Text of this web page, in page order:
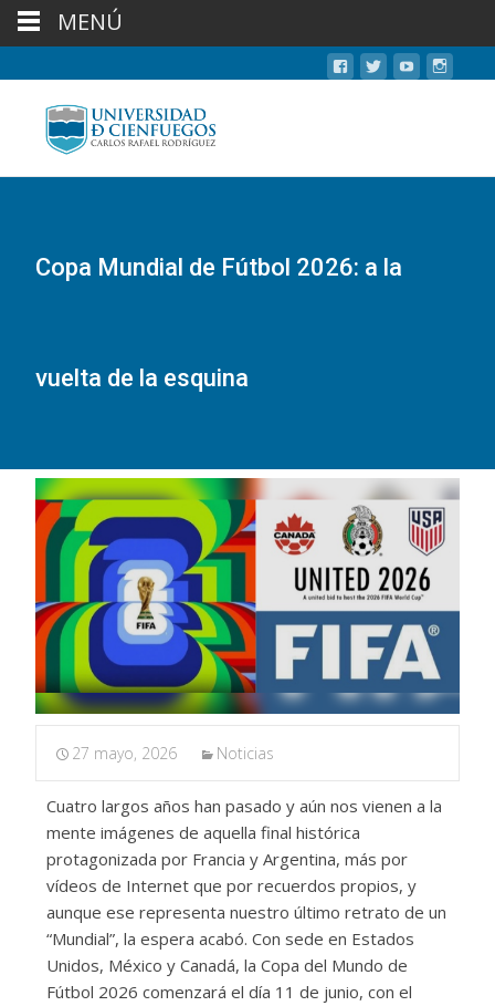
Copa Mundial de Fútbol 2026: a la
vuelta de la esquina
27 mayo, 2026 Noticias
Cuatro largos años han pasado y aún nos vienen a la
mente imágenes de aquella final histórica
protagonizada por Francia y Argentina, más por
vídeos de Internet que por recuerdos propios, y
aunque ese representa nuestro último retrato de un
“Mundial”, la espera acabó. Con sede en Estados
Unidos, México y Canadá, la Copa del Mundo de
Fútbol 2026 comenzará el día 11 de junio, con el
MENÚ